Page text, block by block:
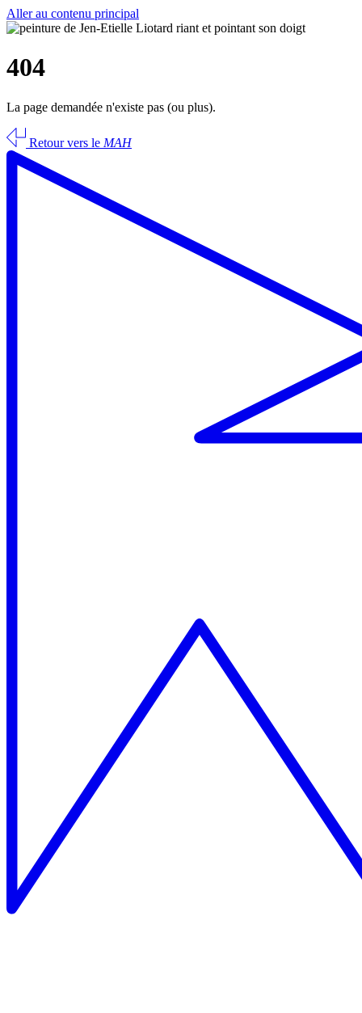
Aller au contenu principal
404
La page demandée n'existe pas (ou plus).
Retour vers le MAH